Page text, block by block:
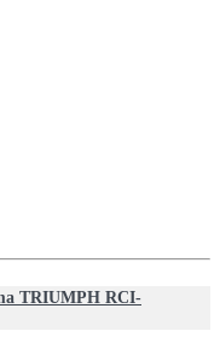
TRIUMPH RCI-